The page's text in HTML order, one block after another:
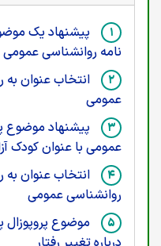
پیشنهاد یک
نامه روانشناسی عمومی
انتخاب عنوان به
عمومی
پیشنهاد موضوع
عمومی با عنوان کودک
انتخاب عنوان به
روانشناسی عمومی
موضوع پروپوزال